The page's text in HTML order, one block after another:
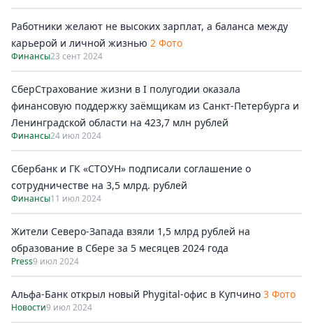
Работники желают не высоких зарплат, а баланса между
карьерой и личной жизнью 2 Фото
Финансы23 сент 2024
СберСтрахование жизни в I полугодии оказала
финансовую поддержку заёмщикам из Санкт-Петербурга и
Ленинградской области на 423,7 млн рублей
Финансы24 июл 2024
Сбербанк и ГК «СТОУН» подписали соглашение о
сотрудничестве на 3,5 млрд. рублей
Финансы11 июл 2024
Жители Северо-Запада взяли 1,5 млрд рублей на
образование в Сбере за 5 месяцев 2024 года
Press9 июл 2024
Альфа-Банк открыл новый Phygital-офис в Купчино 3 Фото
Новости9 июл 2024